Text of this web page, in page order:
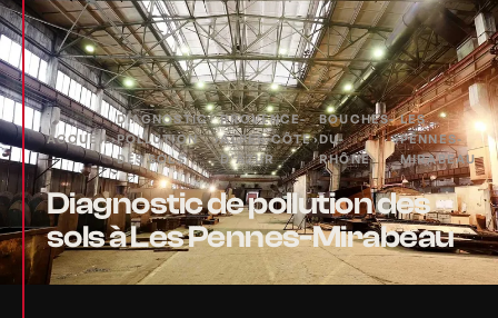
ACCUEIL›
DIAGNOSTIC
POLLUTION
DES SOLS
›
PROVENCE-
ALPES-CÔTE
D'AZUR
›
BOUCHES-
DU-
RHÔNE
›
LES
PENNES-
MIRABEAU
Diagnostic de pollution des
sols à Les Pennes-Mirabeau